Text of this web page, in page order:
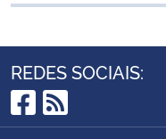
REDES SOCIAIS:
Facebook
RSS